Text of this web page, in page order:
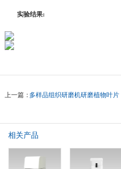
实验结果:
上一篇：多样品组织研磨机研磨植物叶片
相关产品